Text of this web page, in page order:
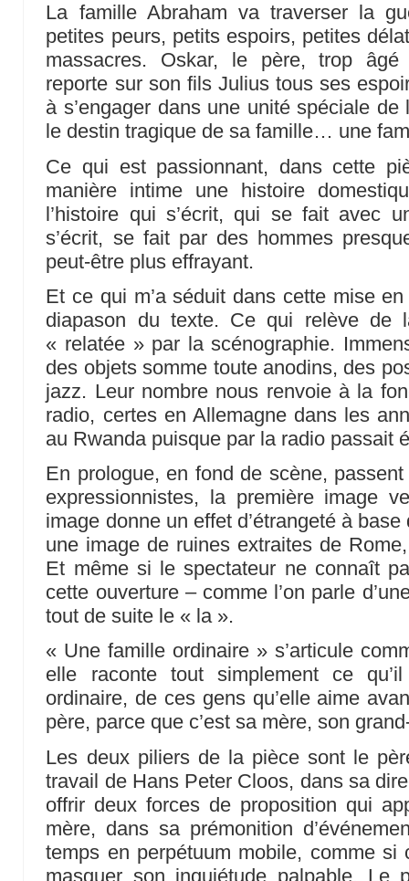
La famille Abraham va traverser la
petites peurs, petits espoirs, petites
massacres. Oskar, le père, trop âgé
reporte sur son fils Julius tous ses
à s’engager dans une unité spéciale
le destin tragique de sa famille… une
Ce qui est passionnant, dans cette
manière intime une histoire
l’histoire qui s’écrit, qui se fait avec
s’écrit, se fait par des hommes
peut-être plus effrayant.
Et ce qui m’a séduit dans cette mise en
diapason du texte. Ce qui relève de
« relatée » par la scénographie.
des objets somme toute anodins, des
jazz. Leur nombre nous renvoie à la
radio, certes en Allemagne dans les
au Rwanda puisque par la radio passait
En prologue, en fond de scène,
expressionnistes, la première image
image donne un effet d’étrangeté à
une image de ruines extraites de
Et même si le spectateur ne connaît
cette ouverture – comme l’on parle
tout de suite le « la ».
« Une famille ordinaire » s’articule
elle raconte tout simplement ce
ordinaire, de ces gens qu’elle aime
père, parce que c’est sa mère, son
Les deux piliers de la pièce sont le
travail de Hans Peter Cloos, dans sa
offrir deux forces de proposition qui
mère, dans sa prémonition
temps en perpétuum mobile, comme si
masquer son inquiétude palpable. Le